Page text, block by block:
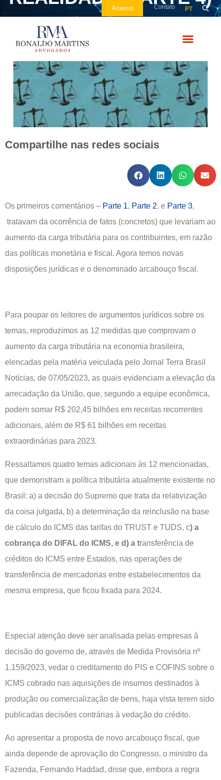
Acesso Contato PT
Compartilhe nas redes sociais
Os primeiros comentários – Parte 1, Parte 2, e Parte 3,
tratavam da ocorrência de fatos (concretos) que levariam ao
aumento da carga tributária para os contribuintes, em razão
das políticas monetária e fiscal. Agora temos novas
disposições jurídicas e o denominado arcabouço fiscal.
Para poupar os leitores de argumentos jurídicos sobre os
temas, reproduzimos as 12 medidas que comprovam o
aumento da carga tributária na economia brasileira,
elencadas pela matéria veiculada pelo Jornal Terra Brasil
Notícias, de 07/05/2023, as quais evidenciam a elevação da
arrecadação da União, que, segundo a equipe econômica,
podem somar R$ 202,45 bilhões em receitas recorrentes
adicionais, além de R$ 61 bilhões em receitas
extraordinárias para 2023.
Ressaltamos quatro temas adicionais às 12 mencionadas,
que demonstram a política tributária atualmente existente no
Brasil: a) a decisão do Supremo que trata da relativização
da coisa julgada, b) a determinação da reinclusão na base
de cálculo do ICMS das tarifas do TRUST e TUDS, c) a
cobrança do DIFAL do ICMS, e d) a transferência de
créditos do ICMS entre Estados, nas operações de
transferência de mercadorias entre estabelecimentos da
mesma empresa, que ficou fixada para 2024.
Especial atenção deve ser analisada pelas empresas à
decisão do governo de, através de Medida Provisória nº
1.159/2023, vedar o creditamento do PIS e COFINS sobre o
ICMS cobrado nas aquisições de insumos destinados à
produção ou comercialização de bens, haja vista terem sido
publicadas decisões contrárias à vedação do crédito.
Ao apresentar a proposta de novo arcabouço fiscal, que
ainda depende de aprovação do Congresso, o ministro da
Fazenda, Fernando Haddad, disse que, embora a regra